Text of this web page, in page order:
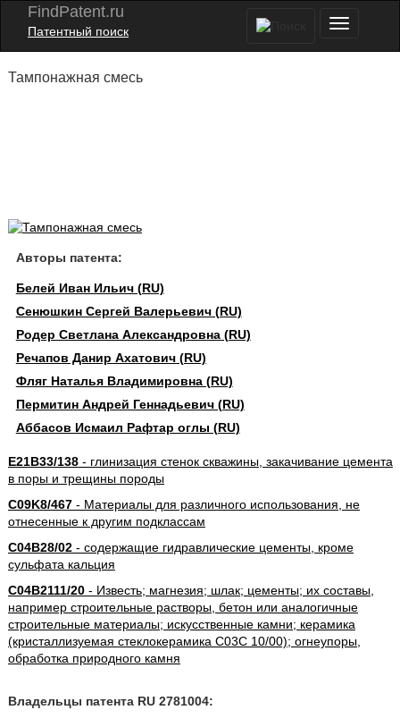
FindPatent.ru
Патентный поиск
Тампонажная смесь
Авторы патента:
Белей Иван Ильич (RU)
Сенюшкин Сергей Валерьевич (RU)
Родер Светлана Александровна (RU)
Речапов Данир Ахатович (RU)
Фляг Наталья Владимировна (RU)
Пермитин Андрей Геннадьевич (RU)
Аббасов Исмаил Рафтар оглы (RU)
E21B33/138- глинизация стенок скважины, закачивание цемента
в поры и трещины породы
C09K8/467- Материалы для различного использования, не
отнесенные к другим подклассам
C04B28/02- содержащие гидравлические цементы, кроме
сульфата кальция
C04B2111/20- Известь; магнезия; шлак; цементы; их составы,
например строительные растворы, бетон или аналогичные
строительные материалы; искусственные камни; керамика
(кристаллизуемая стеклокерамика C03C 10/00); огнеупоры,
обработка природного камня
Владельцы патента RU 2781004: